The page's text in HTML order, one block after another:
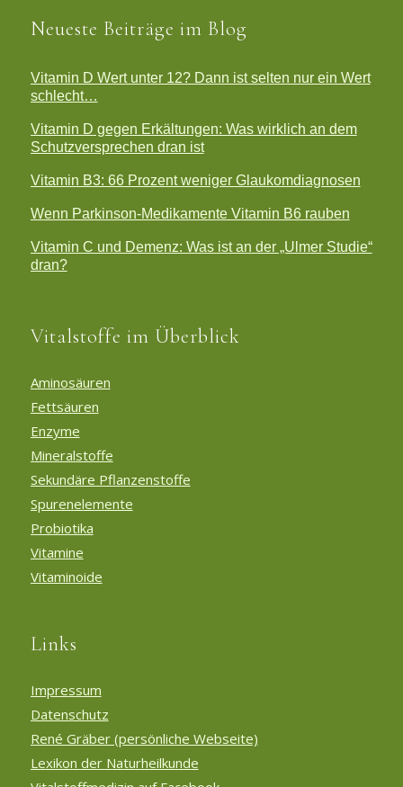
Neueste Beiträge im Blog
Vitamin D Wert unter 12? Dann ist selten nur ein Wert
schlecht…
Vitamin D gegen Erkältungen: Was wirklich an dem
Schutzversprechen dran ist
Vitamin B3: 66 Prozent weniger Glaukomdiagnosen
Wenn Parkinson-Medikamente Vitamin B6 rauben
Vitamin C und Demenz: Was ist an der „Ulmer Studie“
dran?
Vitalstoffe im Überblick
Aminosäuren
Fettsäuren
Enzyme
Mineralstoffe
Sekundäre Pflanzenstoffe
Spurenelemente
Probiotika
Vitamine
Vitaminoide
Links
Impressum
Datenschutz
René Gräber (persönliche Webseite)
Lexikon der Naturheilkunde